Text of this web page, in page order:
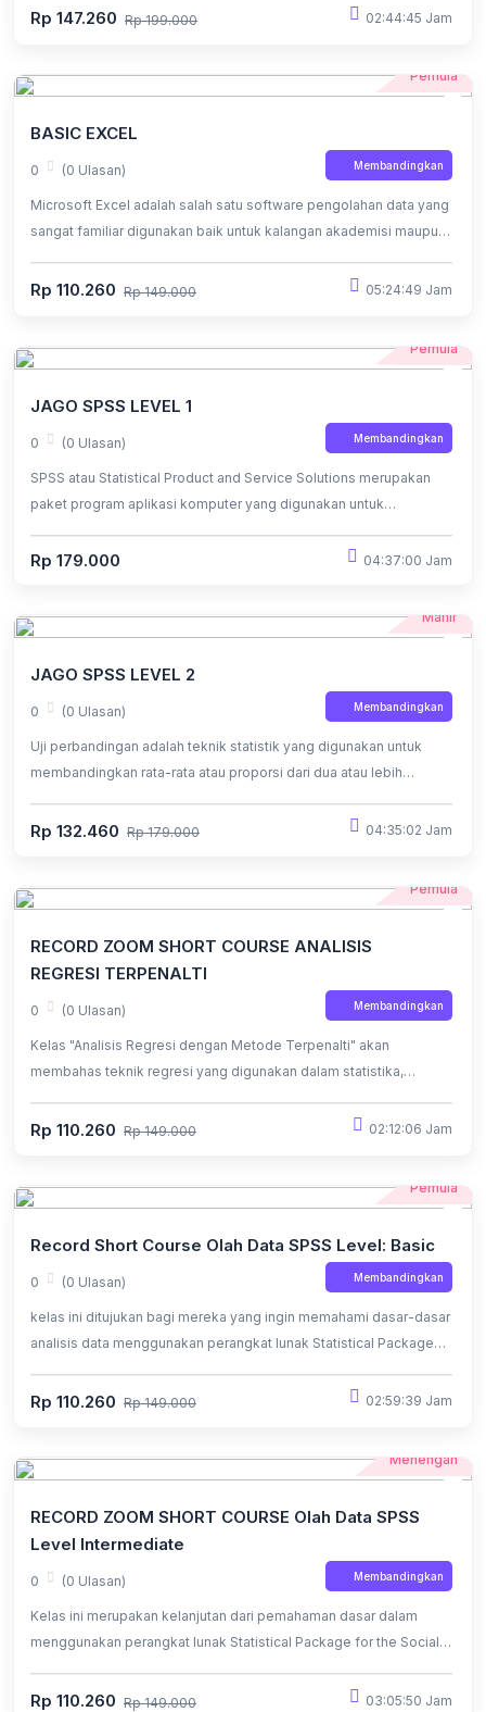
Rp 147.260 Rp 199.000 02:44:45 Jam
Pemula
BASIC EXCEL
0 (0 Ulasan) Membandingkan
Microsoft Excel adalah salah satu software pengolahan data yang
sangat familiar digunakan baik untuk kalangan akademisi maupun
Rp 110.260 Rp 149.000 05:24:49 Jam
Pemula
JAGO SPSS LEVEL 1
0 (0 Ulasan) Membandingkan
SPSS atau Statistical Product and Service Solutions merupakan
paket program aplikasi komputer yang digunakan untuk
ini menyediakan berbagai alat dan metode statistik untuk
Rp 179.000 04:37:00 Jam
Mahir
JAGO SPSS LEVEL 2
0 (0 Ulasan) Membandingkan
Uji perbandingan adalah teknik statistik yang digunakan untuk
membandingkan rata-rata atau proporsi dari dua atau lebih
statistik yang sering digunakan untuk melakukan uji perbandingan.
perbandingan serta prakteknya menggunakan software SPSS.
Rp 132.460 Rp 179.000 04:35:02 Jam
Pemula
RECORD ZOOM SHORT COURSE ANALISIS
REGRESI TERPENALTI
0 (0 Ulasan) Membandingkan
Kelas "Analisis Regresi dengan Metode Terpenalti" akan
membahas teknik regresi yang digunakan dalam statistika,
Rp 110.260 Rp 149.000 02:12:06 Jam
Pemula
Record Short Course Olah Data SPSS Level: Basic
0 (0 Ulasan) Membandingkan
kelas ini ditujukan bagi mereka yang ingin memahami dasar-dasar
analisis data menggunakan perangkat lunak Statistical Package
Rp 110.260 Rp 149.000 02:59:39 Jam
Menengah
RECORD ZOOM SHORT COURSE Olah Data SPSS
Level Intermediate
0 (0 Ulasan) Membandingkan
Kelas ini merupakan kelanjutan dari pemahaman dasar dalam
menggunakan perangkat lunak Statistical Package for the Social
Rp 110.260 Rp 149.000 03:05:50 Jam